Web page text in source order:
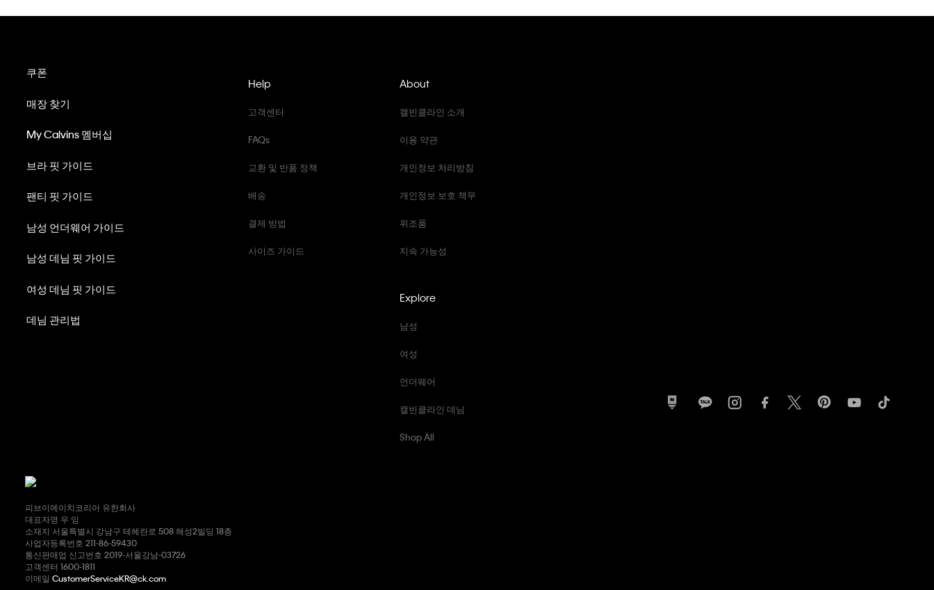
Help
고객센터
FAQs
교환 및 반품 정책
배송
결제 방법
사이즈 가이드
쿠폰
매장 찾기
My Calvins 멤버십
브라 핏 가이드
팬티 핏 가이드
남성 언더웨어 가이드
남성 데님 핏 가이드
여성 데님 핏 가이드
데님 관리법
Explore
남성
여성
언더웨어
캘빈클라인 데님
Shop All
About
캘빈클라인 소개
이용 약관
개인정보 처리방침
개인정보 보호 책무
위조품
지속 가능성
피브이에이치코리아 유한회사
대표자명 우 잉
소재지 서울특별시 강남구 테헤란로 508 해성2빌딩 18층
사업자등록번호 211-86-59430
통신판매업 신고번호 2019-서울강남-03726
고객센터 1600-1811
이메일 CustomerServiceKR@ck.com